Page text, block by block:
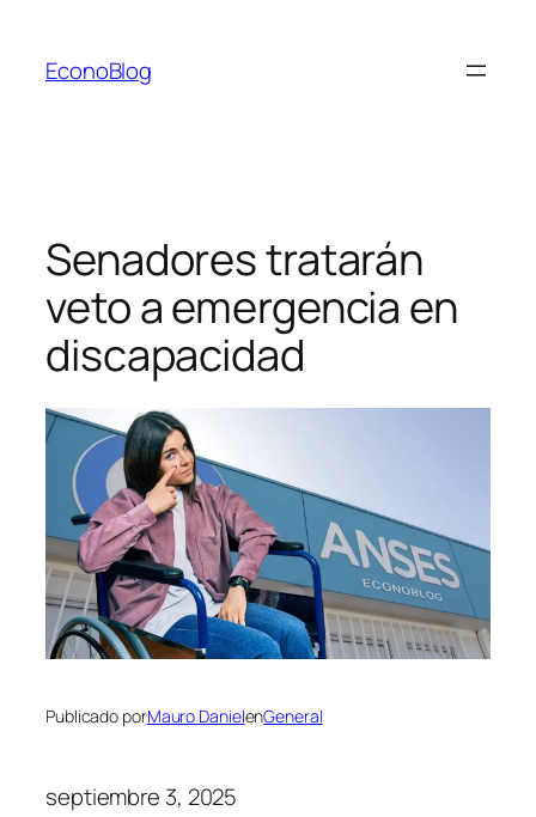
contenido
EconoBlog
Senadores tratarán
veto a emergencia en
discapacidad
Publicado porMauro DanielenGeneral
septiembre 3, 2025